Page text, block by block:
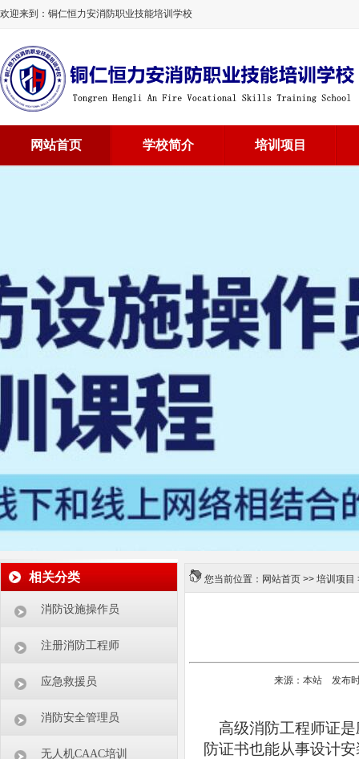
欢迎来到：铜仁恒力安消防职业技能培训学校
网站首页 学校简介 培训项目
相关分类
消防设施操作员
注册消防工程师
应急救援员
消防安全管理员
无人机CAAC培训
您当前位置： 网站首页 >> 培训项目
来源：本站 发布
高级消防工程师证是
防证书也能从事设计